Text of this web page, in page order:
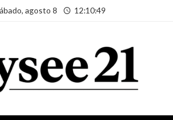
agosto 8 12:10:50